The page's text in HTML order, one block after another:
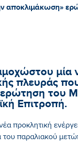
αποκλιμάκωση»
μία
πλευράς
ερώτηση του
Επιτροπή.
προκλητική
του παραλιακού